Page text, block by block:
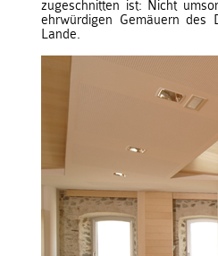
zugeschnitten ist: Nicht
ehrwürdigen Gemäuern des
Lande.